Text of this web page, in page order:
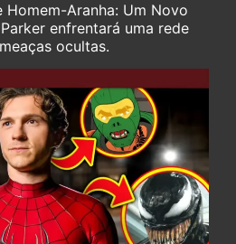
Homem-Aranha: Um Novo
enfrentará uma rede
ocultas.